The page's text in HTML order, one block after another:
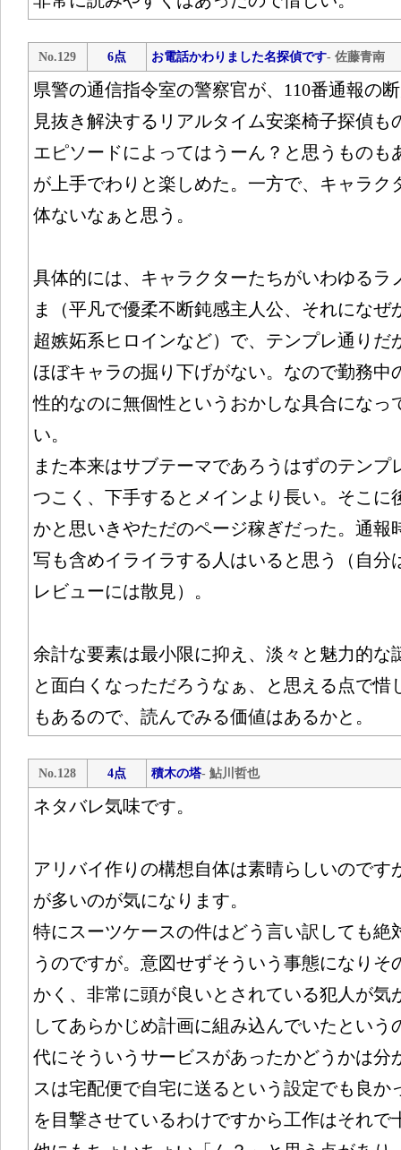
No.129 6点 お電話かわりました名探偵です- 佐藤青南
県警の通信指令室の警察官が、110番通報の
見抜き解決するリアルタイム安楽椅子探偵も
エピソードによってはうーん？と思うものも
が上手でわりと楽しめた。一方で、キャラク
体ないなぁと思う。
具体的には、キャラクターたちがいわゆるラ
ま（平凡で優柔不断鈍感主人公、それになぜ
超嫉妬系ヒロインなど）で、テンプレ通りだ
ほぼキャラの掘り下げがない。なので勤務中
性的なのに無個性というおかしな具合になっ
い。
また本来はサブテーマであろうはずのテンプ
つこく、下手するとメインより長い。そこに
かと思いきやただのページ稼ぎだった。通報
写も含めイライラする人はいると思う（自分
レビューには散見）。
余計な要素は最小限に抑え、淡々と魅力的な
と面白くなっただろうなぁ、と思える点で惜
もあるので、読んでみる価値はあるかと。
No.128 4点 積木の塔- 鮎川哲也
ネタバレ気味です。
アリバイ作りの構想自体は素晴らしいのです
が多いのが気になります。
特にスーツケースの件はどう言い訳しても絶
うのですが。意図せずそういう事態になりそ
かく、非常に頭が良いとされている犯人が気
してあらかじめ計画に組み込んでいたという
代にそういうサービスがあったかどうかは分
スは宅配便で自宅に送るという設定でも良か
を目撃させているわけですから工作はそれで